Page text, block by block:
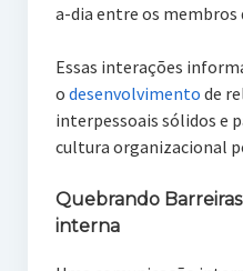
a-dia entre os membros
Essas interações
o desenvolvimento de
interpessoais sólidos e
cultura organizacional
Quebrando
interna